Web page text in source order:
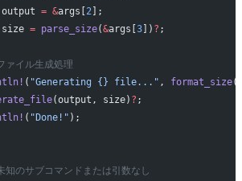
output = &args[2 ];
size = parse_size(&args[3]) ? ;
イル生成処理
( "Generating {} file..." , format_size
(output, size) ? ;
( "Done!" );
のサブコマンドまたは引数なし